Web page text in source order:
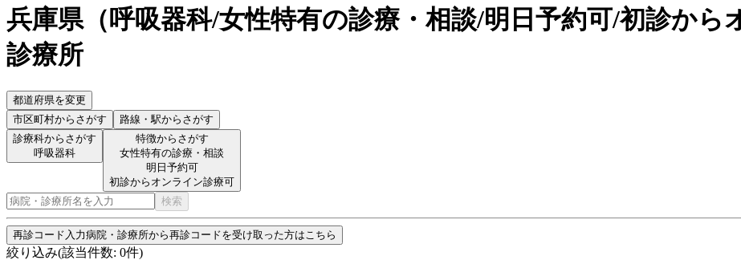
兵庫県（呼吸器科/女性特有の診療・相談/明日予約可/初診から
診療所
都道府県を変更
市区町村からさがす 路線・駅からさがす
診療科からさがす
呼吸器科
特徴からさがす
女性特有の診療・相談
明日予約可
初診からオンライン診療可
検索
再診コード入力病院・診療所から再診コードを受け取った方はこちら
絞り込み(該当件数: 0件)